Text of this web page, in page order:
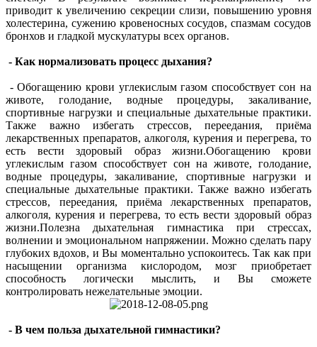
приводит к увеличению секреции слизи, повышению уровня
холестерина, сужению кровеносных сосудов, спазмам сосудов
бронхов и гладкой мускулатуры всех органов.
- Как нормализовать процесс дыхания?
- Обогащению крови углекислым газом способствует сон на
животе, голодание, водные процедуры, закаливание,
спортивные нагрузки и специальные дыхательные практики.
Также важно избегать стрессов, переедания, приёма
лекарственных препаратов, алкоголя, курения и перегрева, то
есть вести здоровый образ жизни.Обогащению крови
углекислым газом способствует сон на животе, голодание,
водные процедуры, закаливание, спортивные нагрузки и
специальные дыхательные практики. Также важно избегать
стрессов, переедания, приёма лекарственных препаратов,
алкоголя, курения и перегрева, то есть вести здоровый образ
жизни.Полезна дыхательная гимнастика при стрессах,
волнении и эмоциональном напряжении. Можно сделать пару
глубоких вдохов, и Вы моментально успокоитесь. Так как при
насыщении организма кислородом, мозг приобретает
способность логически мыслить, и Вы сможете
контролировать нежелательные эмоции.
- В чем польза дыхательной гимнастики?